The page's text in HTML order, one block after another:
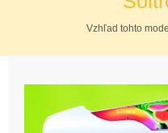
Vzhľad tohto